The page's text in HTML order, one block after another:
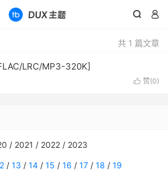
 
共 1 篇文章
LRC/MP3-320K]
 赞(0)
/ 2021 / 2022 / 2023
/ 13 / 14 / 15 / 16 / 17 / 18 / 19